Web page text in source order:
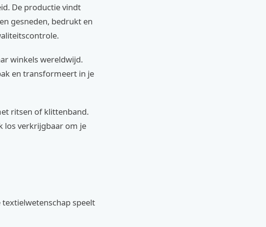
De productie vindt
gesneden, bedrukt en
winkels wereldwijd.
en transformeert in je
ritsen of klittenband.
los verkrijgbaar om je
speelt